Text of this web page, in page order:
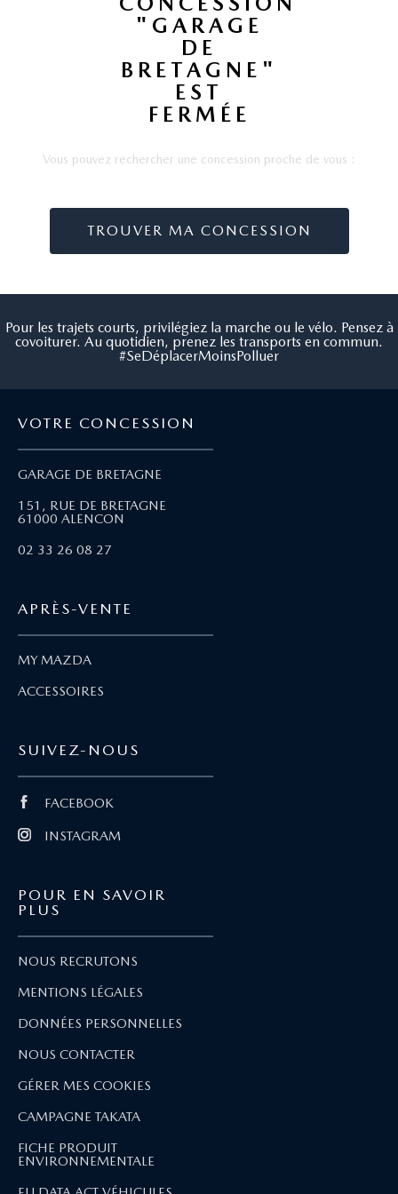
"GARAGE
DE
BRETAGNE"
EST
FERMÉE
Vous pouvez rechercher une concession proche de vous :
TROUVER MA CONCESSION
Pour les trajets courts, privilégiez la marche ou le vélo. Pensez à
covoiturer. Au quotidien, prenez les transports en commun.
#SeDéplacerMoinsPolluer
VOTRE CONCESSION
GARAGE DE BRETAGNE
151, RUE DE BRETAGNE
61000 ALENCON
02 33 26 08 27
APRÈS-VENTE
MY MAZDA
ACCESSOIRES
SUIVEZ-NOUS
FACEBOOK
INSTAGRAM
POUR EN SAVOIR
PLUS
NOUS RECRUTONS
MENTIONS LÉGALES
DONNÉES PERSONNELLES
NOUS CONTACTER
GÉRER MES COOKIES
CAMPAGNE TAKATA
FICHE PRODUIT
ENVIRONNEMENTALE